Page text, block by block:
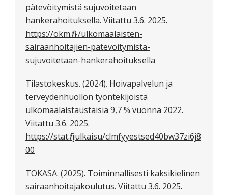
pätevöitymistä sujuvoitetaan
hankerahoituksella. Viitattu 3.6. 2025.
https://okm.fi/-/ulkomaalaisten-
sairaanhoitajien-patevoitymista-
sujuvoitetaan-hankerahoituksella
Tilastokeskus. (2024). Hoivapalvelun ja
terveydenhuollon työntekijöistä
ulkomaalaistaustaisia 9,7 % vuonna 2022.
Viitattu 3.6. 2025.
https://stat.fi/julkaisu/clmfyyestsed40bw37zi6j8
00
TOKASA. (2025). Toiminnallisesti kaksikielinen
sairaanhoitajakoulutus. Viitattu 3.6. 2025.